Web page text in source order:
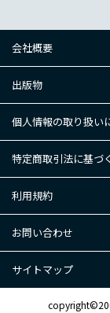
会社概要
出版物
個人情報の取り扱い
特定商取引法に基づ
利用規約
お問い合わせ
サイトマップ